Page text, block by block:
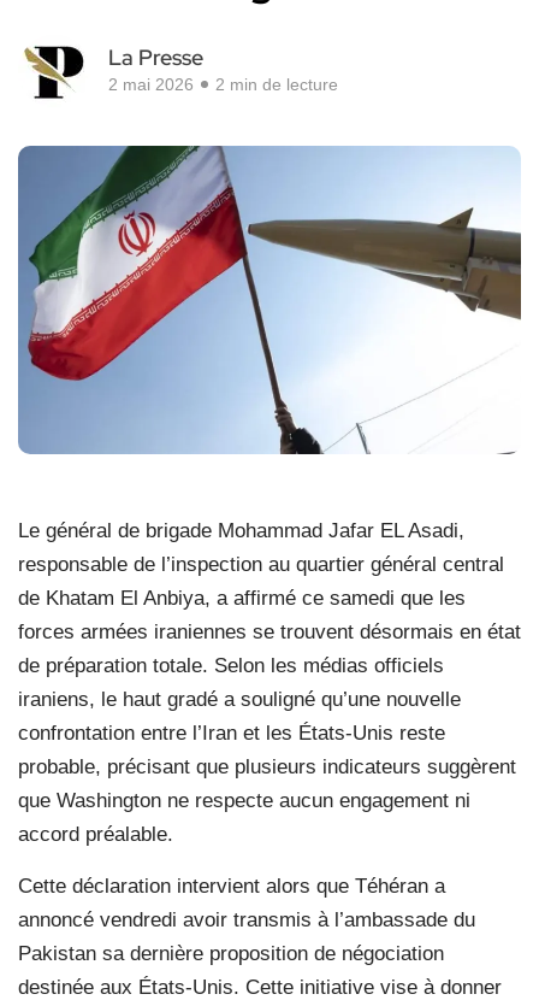
La Presse
2 mai 2026 2 min de lecture
Le général de brigade Mohammad Jafar EL Asadi,
responsable de l’inspection au quartier général central
de Khatam El Anbiya, a affirmé ce samedi que les
forces armées iraniennes se trouvent désormais en état
de préparation totale. Selon les médias officiels
iraniens, le haut gradé a souligné qu’une nouvelle
confrontation entre l’Iran et les États-Unis reste
probable, précisant que plusieurs indicateurs suggèrent
que Washington ne respecte aucun engagement ni
accord préalable.
Cette déclaration intervient alors que Téhéran a
annoncé vendredi avoir transmis à l’ambassade du
Pakistan sa dernière proposition de négociation
destinée aux États-Unis. Cette initiative vise à donner